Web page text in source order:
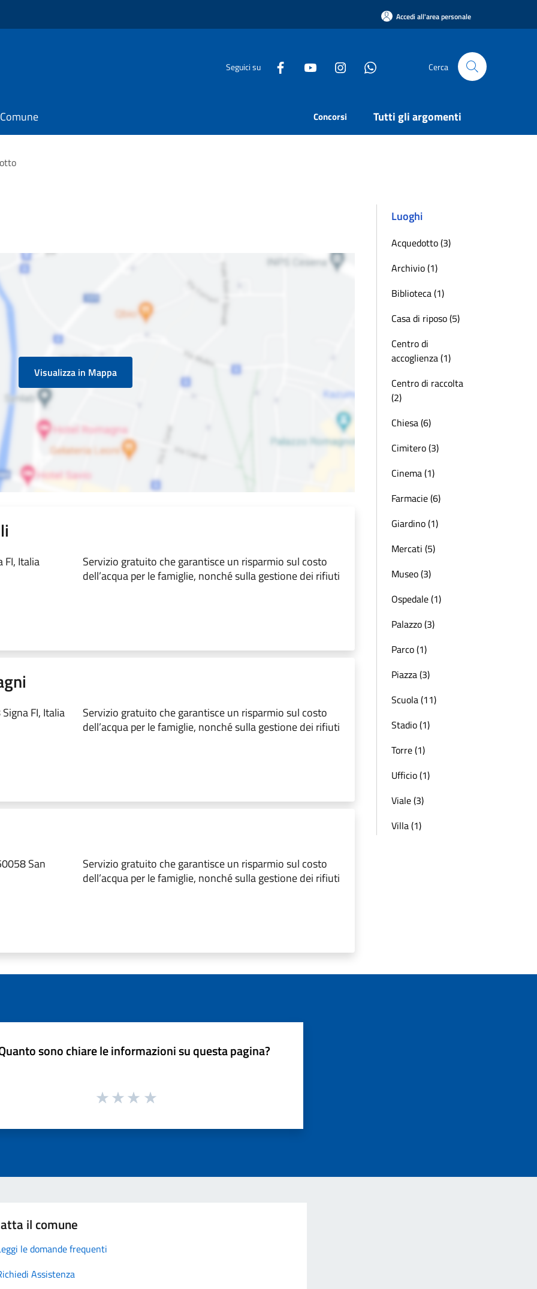
Accedi all'area personale
Seguici su Cerca
Concorsi Tutti gli argomenti
Visualizza in Mappa
FI, Italia
Servizio gratuito che garantisce un risparmio sul costo
dell’acqua per le famiglie, nonché sulla gestione dei rifiuti
FI, Italia
Servizio gratuito che garantisce un risparmio sul costo
dell’acqua per le famiglie, nonché sulla gestione dei rifiuti
San
Servizio gratuito che garantisce un risparmio sul costo
dell’acqua per le famiglie, nonché sulla gestione dei rifiuti
Luoghi
Acquedotto (3)
Archivio (1)
Biblioteca (1)
Casa di riposo (5)
Centro di
accoglienza (1)
Centro di raccolta
(2)
Chiesa (6)
Cimitero (3)
Cinema (1)
Farmacie (6)
Giardino (1)
Mercati (5)
Museo (3)
Ospedale (1)
Palazzo (3)
Parco (1)
Piazza (3)
Scuola (11)
Stadio (1)
Torre (1)
Ufficio (1)
Viale (3)
Villa (1)
sono chiare le informazioni su questa pagina?
il comune
le domande frequenti
Assistenza